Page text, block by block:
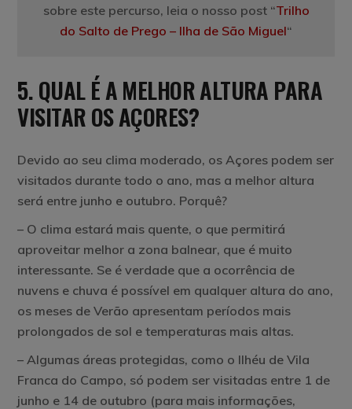
sobre este percurso, leia o nosso post “Trilho
do Salto de Prego – Ilha de São Miguel“
5. QUAL É A MELHOR ALTURA PARA
VISITAR OS AÇORES?
Devido ao seu clima moderado, os Açores podem ser
visitados durante todo o ano, mas a melhor altura
será entre junho e outubro. Porquê?
– O clima estará mais quente, o que permitirá
aproveitar melhor a zona balnear, que é muito
interessante. Se é verdade que a ocorrência de
nuvens e chuva é possível em qualquer altura do ano,
os meses de Verão apresentam períodos mais
prolongados de sol e temperaturas mais altas.
– Algumas áreas protegidas, como o Ilhéu de Vila
Franca do Campo, só podem ser visitadas entre 1 de
junho e 14 de outubro (para mais informações,